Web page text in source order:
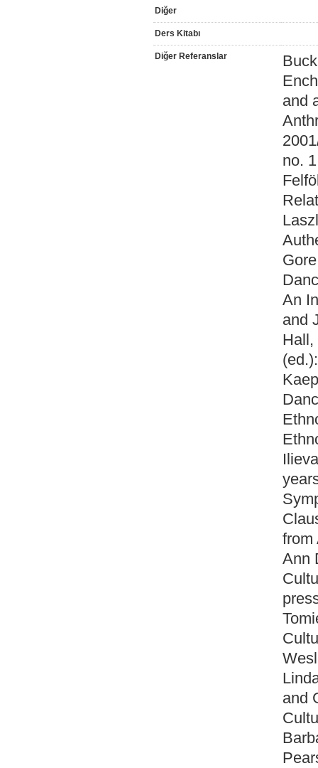
Diğer
Ders Kitabı
Diğer Referanslar
and
no.
An
and
Hall,
from
Ann
and